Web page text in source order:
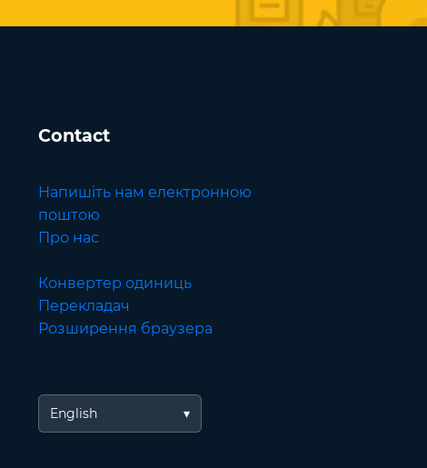
Contact
Напишіть нам електронною
поштою
Про нас
Конвертер одиниць
Перекладач
Розширення браузера
English